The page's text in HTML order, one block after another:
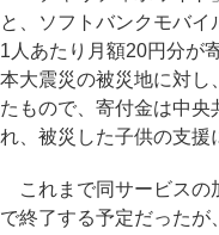
と、ソフトバンクモバ
1人あたり月額20円分が
本大震災の被災地に対し
たもので、寄付金は中央
れ、被災した子供の支援
これまで同サービスの
で終了する予定だった